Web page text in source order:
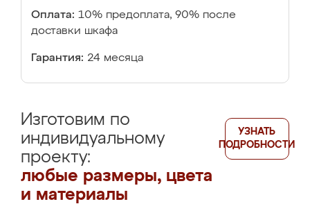
Оплата: 10% предоплата, 90% после
доставки шкафа
Гарантия: 24 месяца
Изготовим по
индивидуальному
проекту:
любые размеры, цвета
и материалы
УЗНАТЬ
ПОДРОБНОСТИ